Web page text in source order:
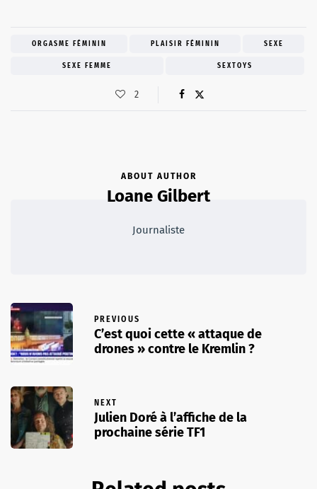
ORGASME FÉMININ PLAISIR FÉMININ SEXE
SEXE FEMME SEXTOYS
2
ABOUT AUTHOR
Loane Gilbert
Journaliste
PREVIOUS
C’est quoi cette « attaque de
drones » contre le Kremlin ?
NEXT
Julien Doré à l’affiche de la
prochaine série TF1